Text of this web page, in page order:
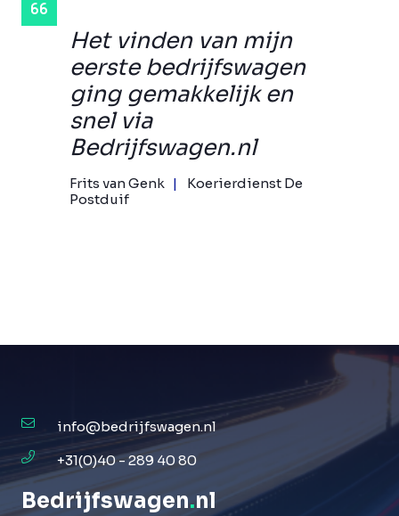
Het vinden van mijn
eerste bedrijfswagen
ging gemakkelijk en
snel via
Bedrijfswagen.nl
Frits van Genk
Koerierdienst De
Postduif
info@bedrijfswagen.nl
+31(0)40 - 289 40 80
Bedrijfswagen.nl